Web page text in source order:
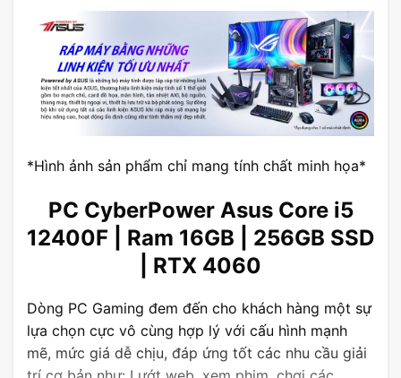
*Hình ảnh sản phẩm chỉ mang tính chất minh họa*
PC CyberPower Asus Core i5
12400F | Ram 16GB | 256GB SSD
| RTX 4060
Dòng PC Gaming đem đến cho khách hàng một sự
lựa chọn cực vô cùng hợp lý với cấu hình mạnh
mẽ, mức giá dễ chịu, đáp ứng tốt các nhu cầu giải